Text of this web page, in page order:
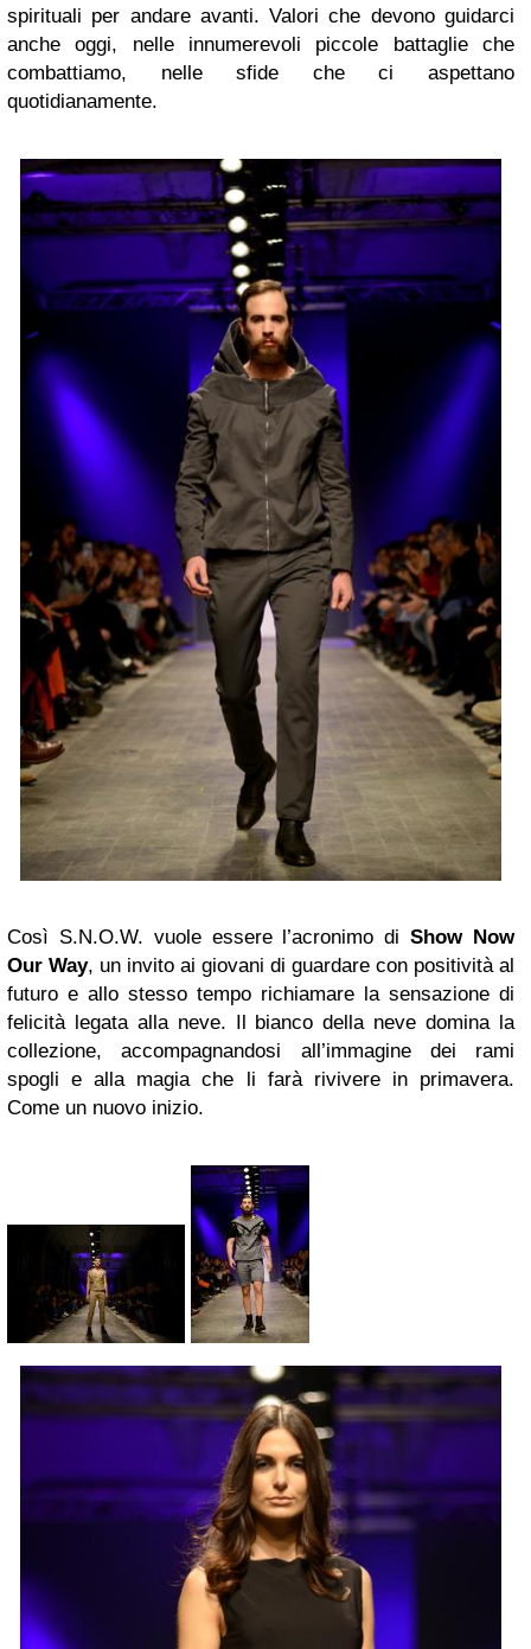
spirituali per andare avanti. Valori che devono guidarci
anche oggi, nelle innumerevoli piccole battaglie che
combattiamo, nelle sfide che ci aspettano
quotidianamente.
Così S.N.O.W. vuole essere l’acronimo diShow Now
Our Way, un invito ai giovani di guardare con positività al
futuro e allo stesso tempo richiamare la sensazione di
felicità legata alla neve. Il bianco della neve domina la
collezione, accompagnandosi all’immagine dei rami
spogli e alla magia che li farà rivivere in primavera.
Come un nuovo inizio.